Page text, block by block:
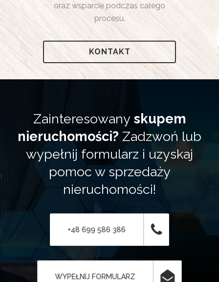
oraz wsparcie podczas całego
procesu.
KONTAKT
Zainteresowany skupem
nieruchomości? Zadzwoń lub
wypełnij formularz i uzyskaj
pomoc w sprzedaży
nieruchomości!
+48 699 586 386
WYPEŁNIJ FORMULARZ